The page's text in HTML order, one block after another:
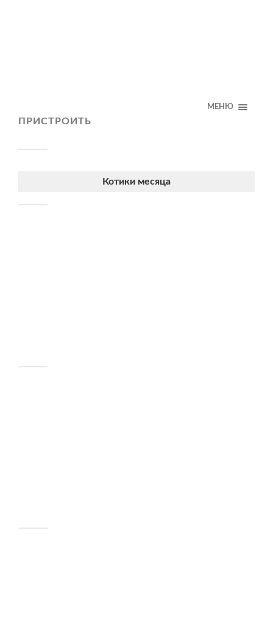
МЕНЮ
ПРИСТРОИТЬ
Котики месяца